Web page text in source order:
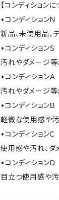
【コンディションに
•コンディションＮ
新品、未使用品、
•コンディションＳ
汚れやダメージ等
•コンディションＡ
汚れやダメージ等
•コンディションＢ
軽微な使用感や
•コンディションＣ
使用感や汚れ、ダ
•コンディションＤ
目立つ使用感や